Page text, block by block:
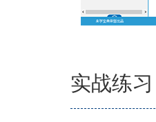
实战练习